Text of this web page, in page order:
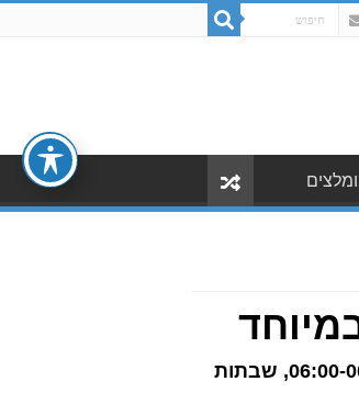
"סופרטל" מזמינה את תושבי גני תקווה והסביבה להנות ממבצעי פורים. הסניף פתוח כל יום בין השעות 06:00-00:00, שבתות